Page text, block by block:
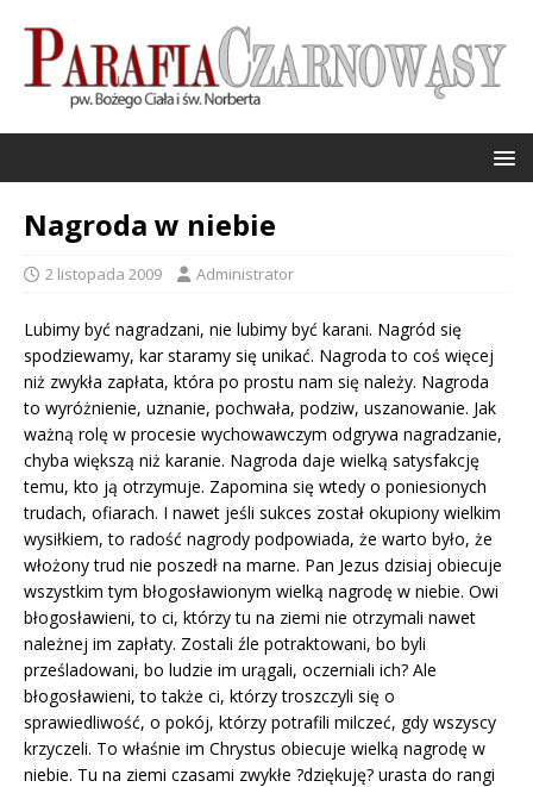
Nagroda w niebie
2 listopada 2009 Administrator
Lubimy być nagradzani, nie lubimy być karani. Nagród się
spodziewamy, kar staramy się unikać. Nagroda to coś więcej
niż zwykła zapłata, która po prostu nam się należy. Nagroda
to wyróżnienie, uznanie, pochwała, podziw, uszanowanie. Jak
ważną rolę w procesie wychowawczym odgrywa nagradzanie,
chyba większą niż karanie. Nagroda daje wielką satysfakcję
temu, kto ją otrzymuje. Zapomina się wtedy o poniesionych
trudach, ofiarach. I nawet jeśli sukces został okupiony wielkim
wysiłkiem, to radość nagrody podpowiada, że warto było, że
włożony trud nie poszedł na marne. Pan Jezus dzisiaj obiecuje
wszystkim tym błogosławionym wielką nagrodę w niebie. Owi
błogosławieni, to ci, którzy tu na ziemi nie otrzymali nawet
należnej im zapłaty. Zostali źle potraktowani, bo byli
prześladowani, bo ludzie im urągali, oczerniali ich? Ale
błogosławieni, to także ci, którzy troszczyli się o
sprawiedliwość, o pokój, którzy potrafili milczeć, gdy wszyscy
krzyczeli. To właśnie im Chrystus obiecuje wielką nagrodę w
niebie. Tu na ziemi czasami zwykłe ?dziękuję? urasta do rangi